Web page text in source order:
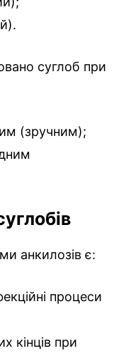
суглоб при
(зручним);
анкилозів є:
процеси
кінців при